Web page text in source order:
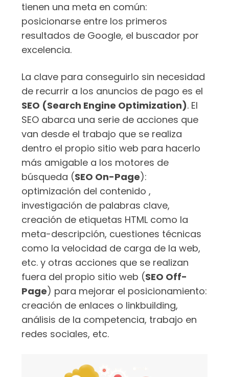
tienen una meta en común:
posicionarse entre los primeros
resultados de Google, el buscador por
excelencia.
La clave para conseguirlo sin necesidad
de recurrir a los anuncios de pago es el
SEO (Search Engine Optimization). El
SEO abarca una serie de acciones que
van desde el trabajo que se realiza
dentro el propio sitio web para hacerlo
más amigable a los motores de
búsqueda (SEO On-Page):
optimización del contenido ,
investigación de palabras clave,
creación de etiquetas HTML como la
meta-descripción, cuestiones técnicas
como la velocidad de carga de la web,
etc. y otras acciones que se realizan
fuera del propio sitio web (SEO Off-
Page) para mejorar el posicionamiento:
creación de enlaces o linkbuilding,
análisis de la competencia, trabajo en
redes sociales, etc.